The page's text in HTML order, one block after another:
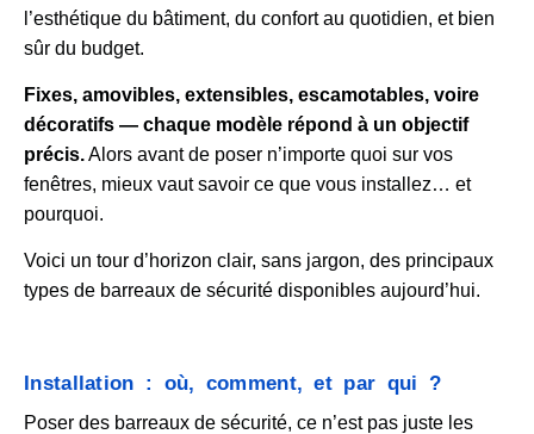
l’esthétique du bâtiment, du confort au quotidien, et bien
sûr du budget.
Fixes, amovibles, extensibles, escamotables, voire
décoratifs — chaque modèle répond à un objectif
précis.Alors avant de poser n’importe quoi sur vos
fenêtres, mieux vaut savoir ce que vous installez… et
pourquoi.
Voici un tour d’horizon clair, sans jargon, des principaux
types de barreaux de sécurité disponibles aujourd’hui.
Installation : où, comment, et par qui ?
Poser des barreaux de sécurité, ce n’est pas juste les